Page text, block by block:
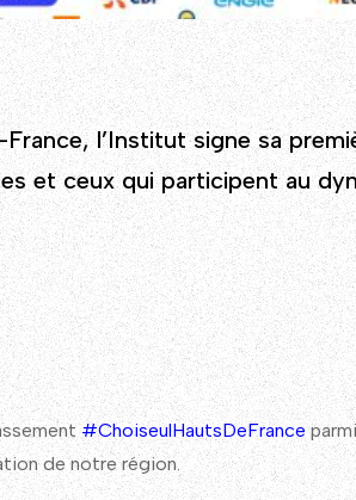
l’Institut signe sa
et ceux qui participent au
#ChoiseulHautsDeFrance
de notre région.